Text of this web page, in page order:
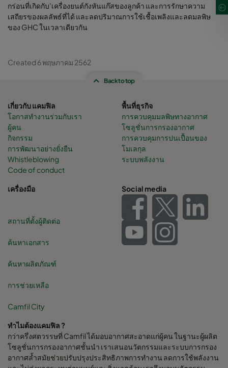
กร่อนที่เกิดกับ’เครื่องยนต์กังหันแก๊สของลูกค้า และการรักษาความ
เสถียรของผลลัพธ์ที่ได้ และลดปริมาณการใช้เชื้อเพลิงและลดมลพิษ
ของ GHC ในเวลาเดียวกัน
Created 6 พฤษภาคม 2562
Back to top
เกี่ยวกับ แคมฟิล
โอกาสทำงานร่วมกับเรา
ผู้คน
กิจกรรม
การพัฒนาอย่างยั่งยืน
Whistleblowing
Code of conduct
พื้นที่ธุรกิจ
การควบคุมมลพิษทางอากาศ
โซลูชั่นการกรองอากาศ
การควบคุมการปนเปื้อนของ
โมเลกุล
ระบบพลังงาน
เครื่องมือ
สถานที่ตั้งผู้ติดต่อ
ค้นหาเอกสาร
ค้นหาผลิตภัณฑ์
การช่วยเหลือ
Camfil City
Social media
ทำไมต้องแคมฟิล ?
กว่าครึ่งศตวรรษที่ Camfil ได้มอบอากาศสะอาดแก่ผู้คน ในฐานะผู้ผลิต
โซลูชั่นการกรองอากาศชั้นนำ เราเสนอนวัตกรรมและระบบการกรอง
อากาศล้ำสมัยช่วยปรับปรุงประสิทธิภาพการทำงาน ลดการใช้พลังงาน